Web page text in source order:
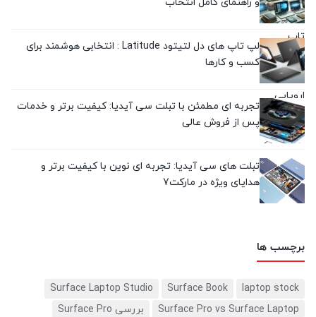
لپ تاپ های دل لتیتود Latitude : انتخابی هوشمند برای
کسب و کارها
تجربه‌ ای مطمئن با تبلت سی آیدیا: کیفیت برتر و خدمات
پس از فروش عالی
تبلت های سی آیدیا: تجربه ای نوین با کیفیت برتر و
هدایای ویژه در مارکت7
برچسب ها
laptop stock
Surface Book
Surface Laptop Studio
Surface Pro vs Surface Laptop
بررسی Surface Pro